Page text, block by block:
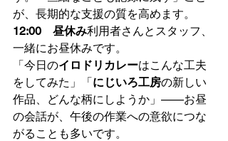
が、長期的な支援の質を高めます。
12:00　昼休み利用者さんとスタッフ、
一緒にお昼休みです。
「今日のイロドリカレーはこんな工夫
をしてみた」「にじいろ工房の新しい
作品、どんな柄にしようか」——お昼
の会話が、午後の作業への意欲につな
がることも多いです。